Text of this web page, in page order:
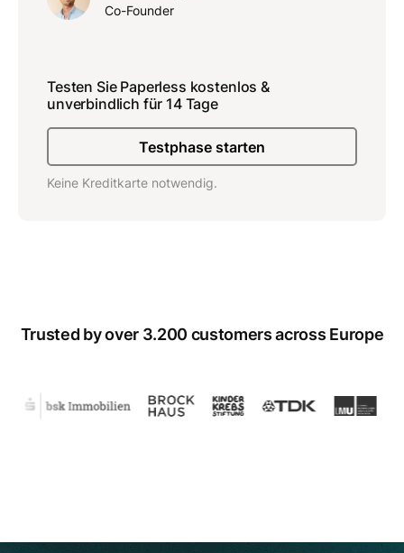
Co-Founder
Testen Sie Paperless kostenlos &
unverbindlich für 14 Tage
Testphase starten
Keine Kreditkarte notwendig.
Trusted by over 3.200 customers across Europe